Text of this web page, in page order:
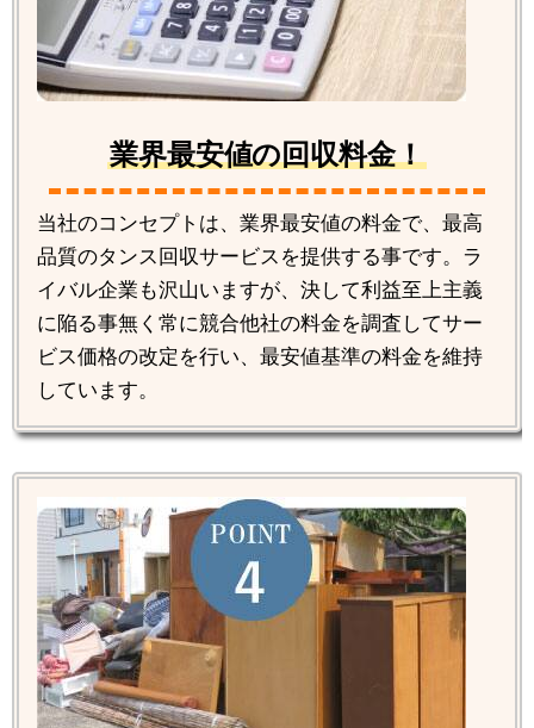
業界最安値の回収料金！
当社のコンセプトは、業界最安値の料金で、最高
品質のタンス回収サービスを提供する事です。ラ
イバル企業も沢山いますが、決して利益至上主義
に陥る事無く常に競合他社の料金を調査してサー
ビス価格の改定を行い、最安値基準の料金を維持
しています。